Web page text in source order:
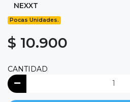
NEXXT
Pocas Unidades.
$ 10.900
CANTIDAD